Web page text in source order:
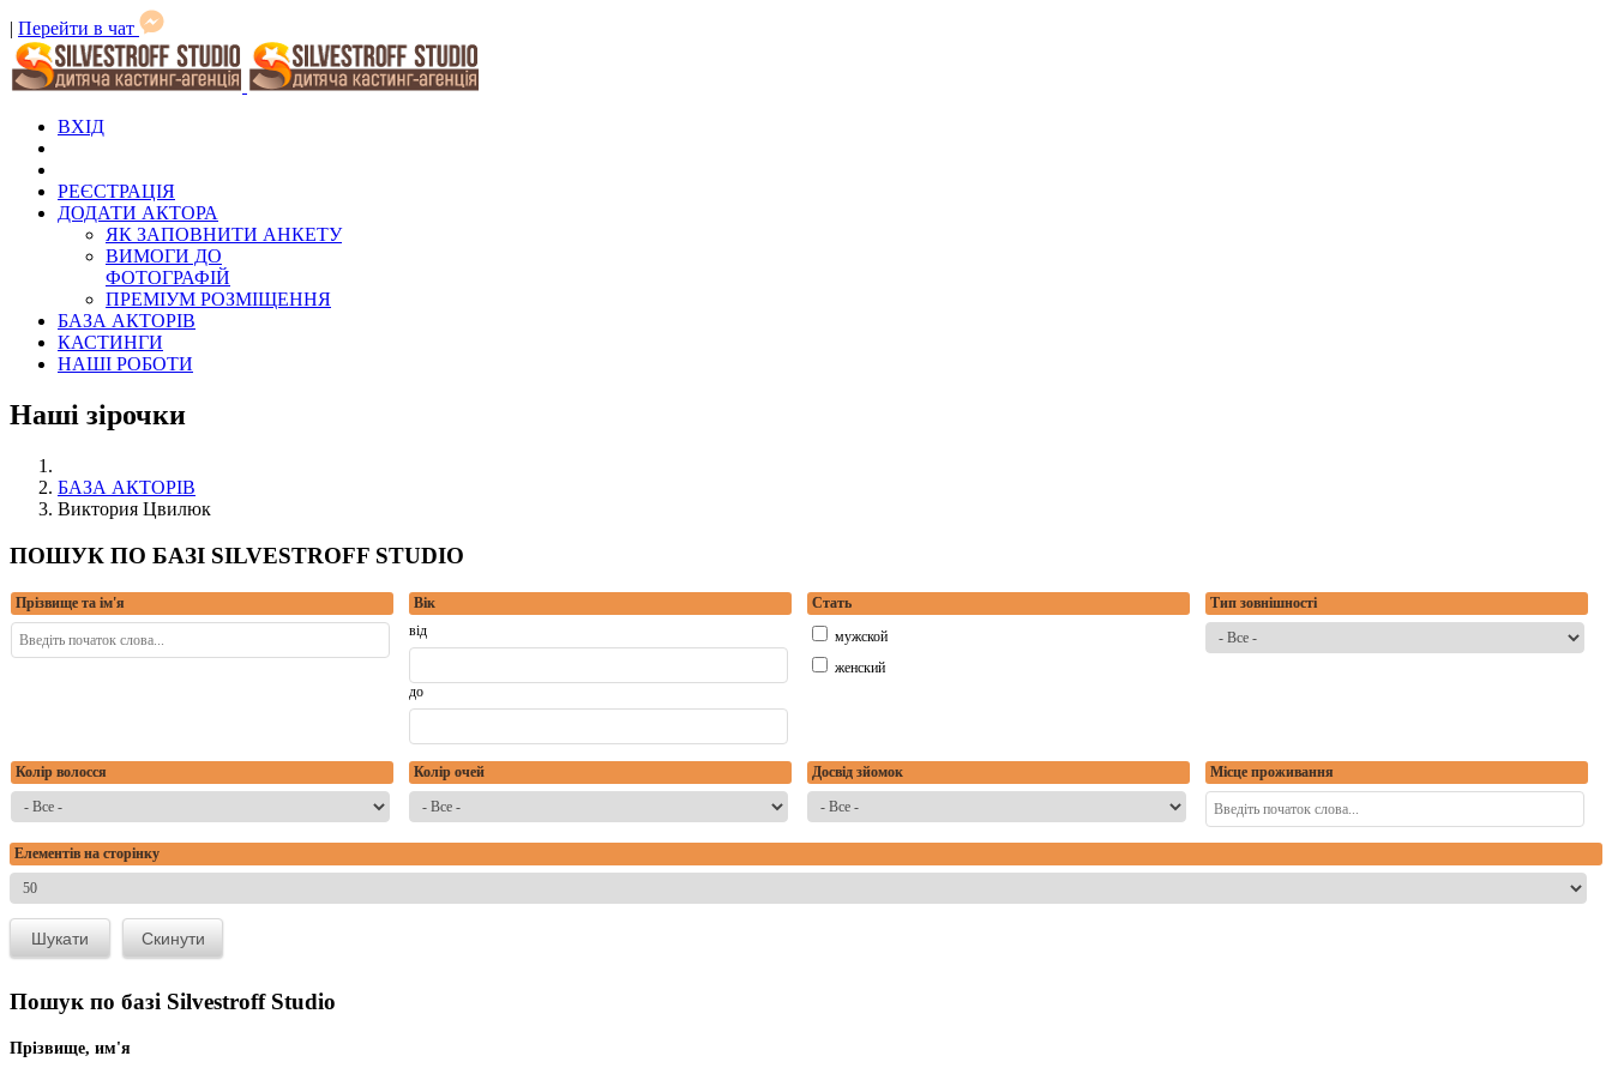
| Перейти в чат
ВХІД
РЕЄСТРАЦІЯ
ДОДАТИ АКТОРА
ЯК ЗАПОВНИТИ АНКЕТУ
ВИМОГИ ДО
ФОТОГРАФІЙ
ПРЕМІУМ РОЗМІЩЕННЯ
БАЗА АКТОРІВ
КАСТИНГИ
НАШІ РОБОТИ
Наші зірочки
БАЗА АКТОРІВ
Виктория Цвилюк
ПОШУК ПО БАЗІ SILVESTROFF STUDIO
Прізвище та ім'я
Вік
від
до
Стать
мужской
женский
Тип зовнішності
Колір волосся Колір очей Досвід зйомок Місце проживання
Елементів на сторінку
Пошук по базі Silvestroff Studio
Прізвище, им'я